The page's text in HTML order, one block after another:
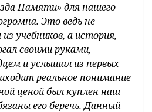
Памяти» для нашего
Это ведь не
учебников, а история,
своими руками,
и услышал из первых
реальное понимание
ценой был куплен наш
его беречь. Данный